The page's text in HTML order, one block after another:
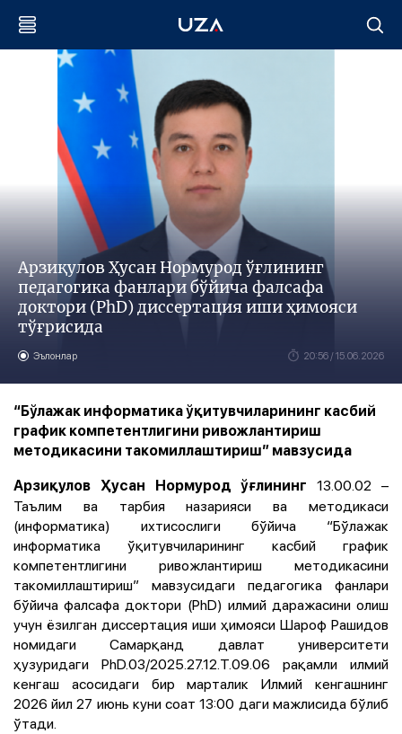
Арзиқулов Ҳусан Нормурод ўғлининг
педагогика фанлари бўйича фалсафа
доктори (PhD) диссертация иши ҳимояси
тўғрисида
Эълонлар 20:56 / 15.06.2026
“Бўлажак информатика ўқитувчиларининг касбий
график компетентлигини ривожлантириш
методикасини такомиллаштириш” мавзусида
Арзиқулов Ҳусан Нормурод ўғлининг
13.00.02 –
Таълим ва тарбия назарияси ва методикаси
(информатика) ихтисослиги бўйича “Бўлажак
информатика ўқитувчиларининг касбий график
компетентлигини ривожлантириш методикасини
такомиллаштириш” мавзусидаги педагогика фанлари
бўйича фалсафа доктори (PhD) илмий даражасини олиш
учун ёзилган диссертация иши ҳимояси Шароф Рашидов
номидаги Самарқанд давлат университети
ҳузуридаги PhD.03/2025.27.12.Т.09.06 рақамли илмий
кенгаш асосидаги бир марталик Илмий кенгашнинг
2026 йил 27 июнь куни соат 13:00 даги мажлисида бўлиб
ўтади.